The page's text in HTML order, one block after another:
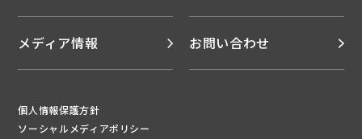
メディア情報 お問い合わせ
個人情報保護方針
ソーシャルメディアポリシー